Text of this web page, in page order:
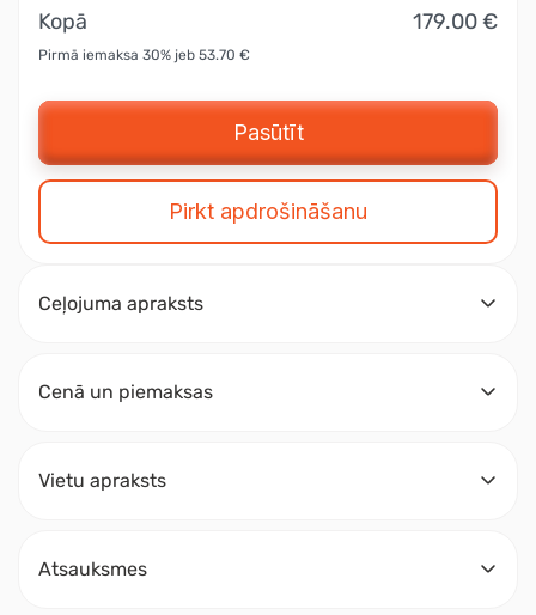
Ceļojuma apraksts
Cenā un piemaksas
Vietu apraksts
Atsauksmes
Kopā 179.00 €
Pirmā iemaksa 30% jeb 53.70 €
Pasūtīt
Pirkt apdrošināšanu